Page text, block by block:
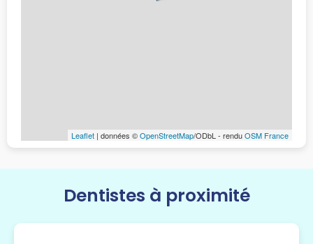
Leaflet | données ©OpenStreetMap/ODbL - renduOSM France
Dentistes à proximité